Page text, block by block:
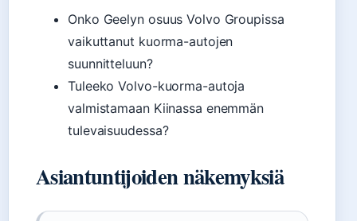
Onko Geelyn osuus Volvo Groupissa
vaikuttanut kuorma-autojen
suunnitteluun?
Tuleeko Volvo-kuorma-autoja
valmistamaan Kiinassa enemmän
tulevaisuudessa?
Asiantuntijoiden näkemyksiä